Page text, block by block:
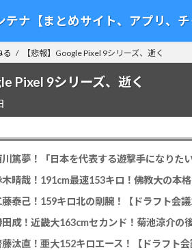
ナ【まとめサイト、アプリ、チ
る 【悲報】Google Pixel 9シリーズ、逝く
Pixel 9シリーズ、逝く
篤夢！「日本を代表する遊撃手になりた
晴哉！191cm最速153キロ！佛教大の本
泰己！159キロ北の剛腕！【ドラフト会議
成！近畿大163cmセカンド！菊池涼介の
汰直！亜大152キロエース！【ドラフト会